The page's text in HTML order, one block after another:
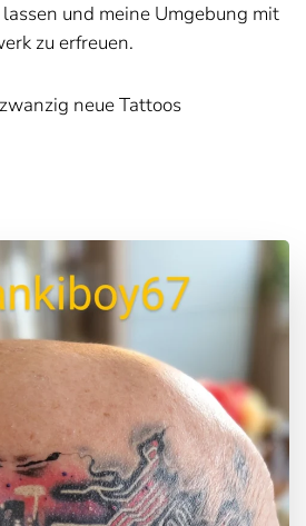
und meine Umgebung mit
zu erfreuen.
neue Tattoos